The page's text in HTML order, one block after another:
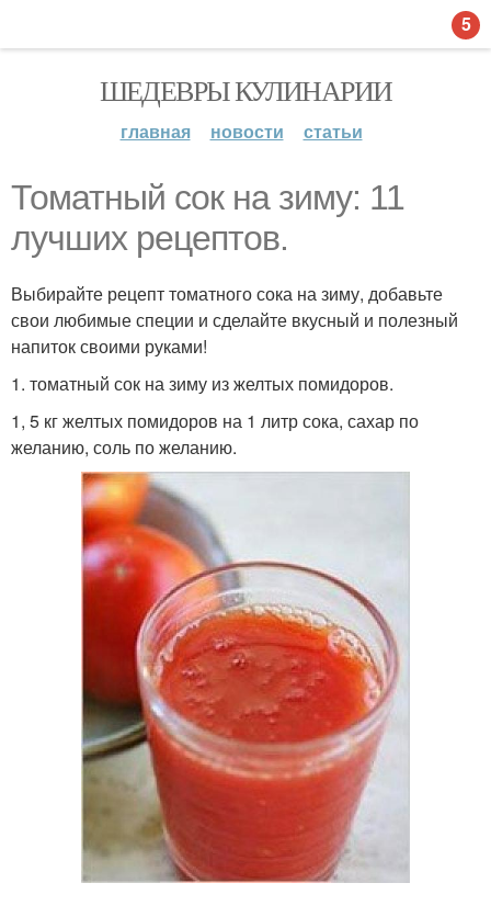
ШЕДЕВРЫ КУЛИНАРИИ
главная новости статьи
Томатный сок на зиму: 11
лучших рецептов.
Выбирайте рецепт томатного сока на зиму, добавьте
свои любимые специи и сделайте вкусный и полезный
напиток своими руками!
1. томатный сок на зиму из желтых помидоров.
1, 5 кг желтых помидоров на 1 литр сока, сахар по
желанию, соль по желанию.
5